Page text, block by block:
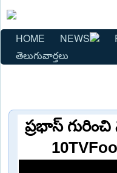
HOME NEWS
తెలుగువార్తలు
ప్రభాస్